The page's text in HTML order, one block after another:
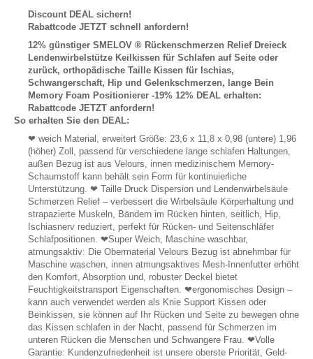
Discount DEAL sichern!
Rabattcode JETZT schnell anfordern!
12% günstiger SMELOV ® Rückenschmerzen Relief Dreieck
Lendenwirbelstütze Keilkissen für Schlafen auf Seite oder
zurück, orthopädische Taille Kissen für Ischias,
Schwangerschaft, Hip und Gelenkschmerzen, lange Bein
Memory Foam Positionierer -19% 12% DEAL erhalten:
Rabattcode JETZT anfordern!
So erhalten Sie den DEAL:
❤ weich Material, erweitert Größe: 23,6 x 11,8 x 0,98 (untere) 1,96
(höher) Zoll, passend für verschiedene lange schlafen Haltungen,
außen Bezug ist aus Velours, innen medizinischem Memory-
Schaumstoff kann behält sein Form für kontinuierliche
Unterstützung. ❤ Taille Druck Dispersion und Lendenwirbelsäule
Schmerzen Relief – verbessert die Wirbelsäule Körperhaltung und
strapazierte Muskeln, Bändern im Rücken hinten, seitlich, Hip,
Ischiasnerv reduziert, perfekt für Rücken- und Seitenschläfer
Schlafpositionen. ❤Super Weich, Maschine waschbar,
atmungsaktiv: Die Obermaterial Velours Bezug ist abnehmbar für
Maschine waschen, innen atmungsaktives Mesh-Innenfutter erhöht
den Komfort, Absorption und, robuster Deckel bietet
Feuchtigkeitstransport Eigenschaften. ❤ergonomisches Design –
kann auch verwendet werden als Knie Support Kissen oder
Beinkissen, sie können auf Ihr Rücken und Seite zu bewegen ohne
das Kissen schlafen in der Nacht, passend für Schmerzen im
unteren Rücken die Menschen und Schwangere Frau. ❤Volle
Garantie: Kundenzufriedenheit ist unsere oberste Priorität, Geld-